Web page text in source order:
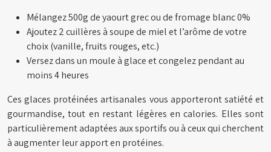
Mélangez 500g de yaourt grec ou de fromage blanc 0%
Ajoutez 2 cuillères à soupe de miel et l’arôme de votre
choix (vanille, fruits rouges, etc.)
Versez dans un moule à glace et congelez pendant au
moins 4 heures
Ces glaces protéinées artisanales vous apporteront satiété et
gourmandise, tout en restant légères en calories. Elles sont
particulièrement adaptées aux sportifs ou à ceux qui cherchent
à augmenter leur apport en protéines.